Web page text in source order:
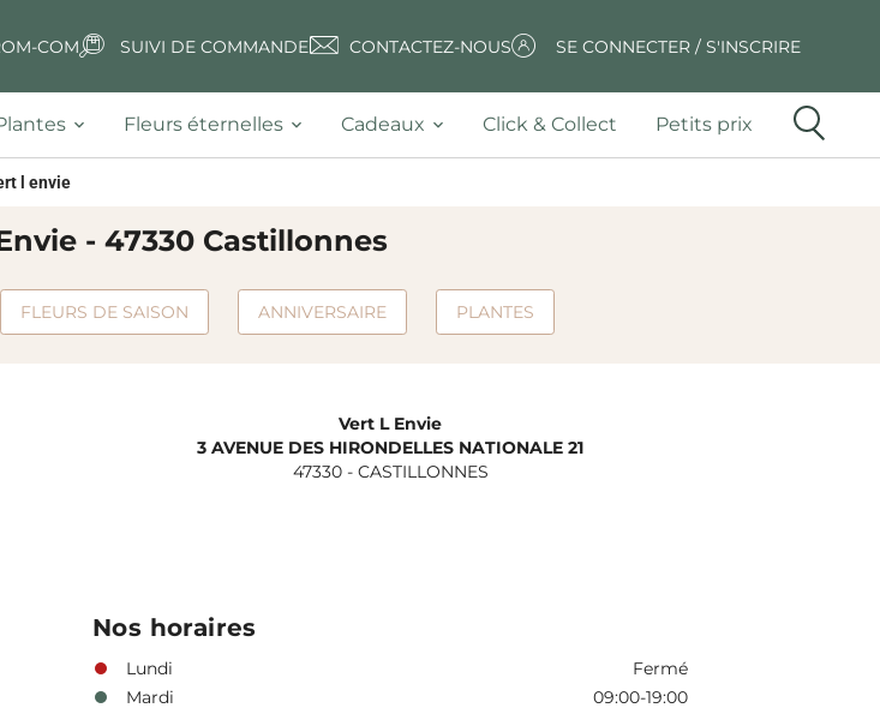
COM SUIVI DE COMMANDE CONTACTEZ-NOUS SE CONNECTER / S'INSCRIRE
Fleurs éternelles Cadeaux Click & Collect Petits prix
l envie
- 47330 Castillonnes
FLEURS DE SAISON ANNIVERSAIRE PLANTES
Vert L Envie
3 AVENUE DES HIRONDELLES NATIONALE 21
47330- CASTILLONNES
Nos horaires
Lundi
Fermé
Mardi
09:00-19:00